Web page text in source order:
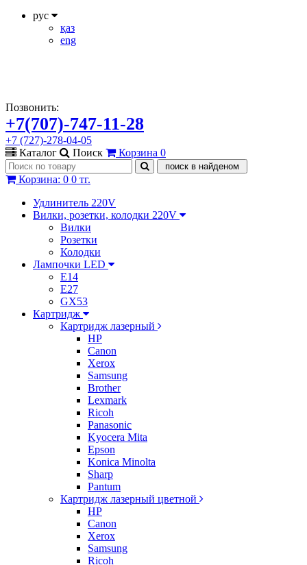
рус
қаз
eng
Позвонить:
+7(707)-747-11-28
+7 (727)-278-04-05
Каталог
Поиск Корзина 0
Корзина: 0 0 тг.
Удлинитель 220V
Вилки, розетки, колодки 220V
Вилки
Розетки
Колодки
Лампочки LED
E14
E27
GX53
Картридж
Картридж лазерный
HP
Canon
Xerox
Samsung
Brother
Lexmark
Ricoh
Panasonic
Kyocera Mita
Epson
Konica Minolta
Sharp
Pantum
Картридж лазерный цветной
HP
Canon
Xerox
Samsung
Ricoh